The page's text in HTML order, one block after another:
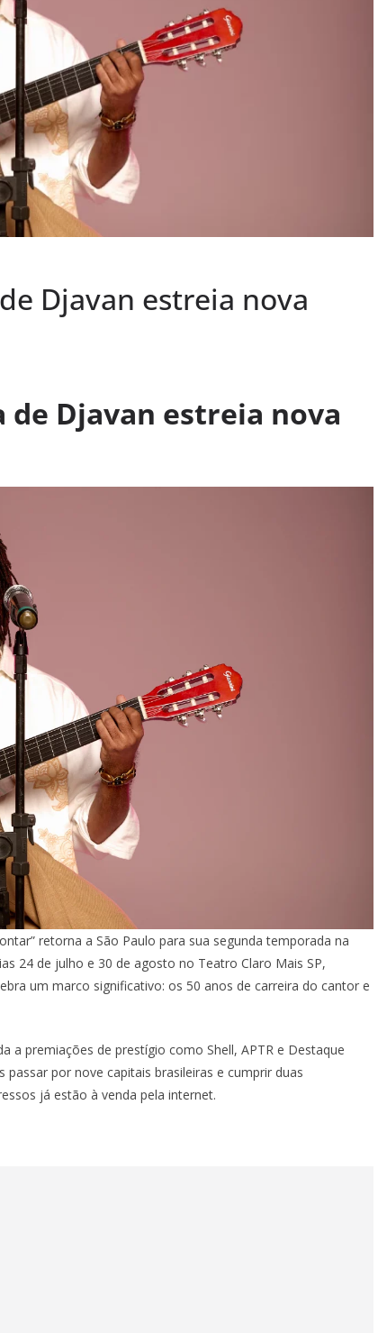
Djavan estreia nova
de Djavan estreia nova
retorna a São Paulo para sua segunda temporada na
24 de julho e 30 de agosto no Teatro Claro Mais SP,
um marco significativo: os 50 anos de carreira do cantor e
a premiações de prestígio como Shell, APTR e Destaque
por nove capitais brasileiras e cumprir duas
já estão à venda pela internet.